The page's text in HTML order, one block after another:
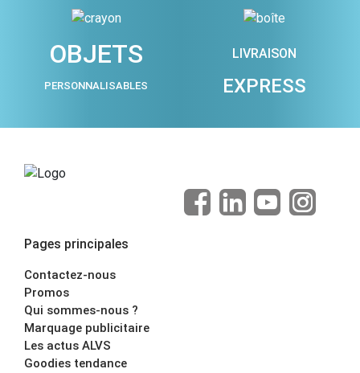
OBJETS
PERSONNALISABLES
LIVRAISON
EXPRESS
Pages principales
Contactez-nous
Promos
Qui sommes-nous ?
Marquage publicitaire
Les actus ALVS
Goodies tendance